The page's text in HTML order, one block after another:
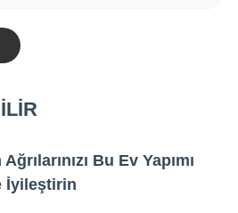
Bu Ev Yapımı
İyileştirin